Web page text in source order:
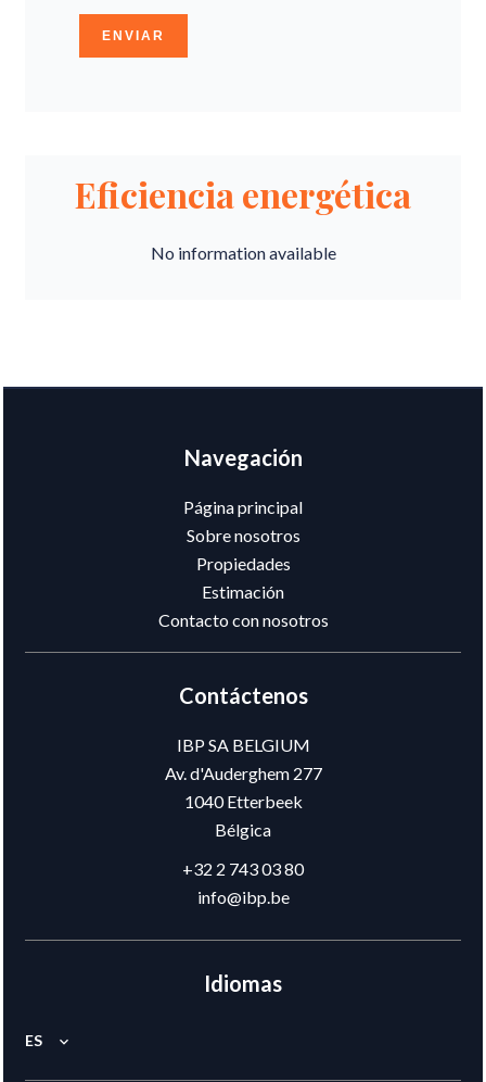
ENVIAR
Eficiencia energética
No information available
Navegación
Página principal
Sobre nosotros
Propiedades
Estimación
Contacto con nosotros
Contáctenos
IBP SA BELGIUM
Av. d'Auderghem 277
1040Etterbeek
Bélgica
+32 2 743 03 80
info@ibp.be
Idiomas
ES